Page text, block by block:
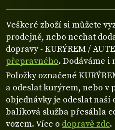
Veškeré zboží si můžete
prodejně, nebo nechat
dopravy - KURÝREM /
přepravného. Dodáváme i
Položky označené
a odeslat kurýrem, nebo v
objednávky je odeslat naší
balíková služba přesáhla
vozem. Více o dopravě zde.